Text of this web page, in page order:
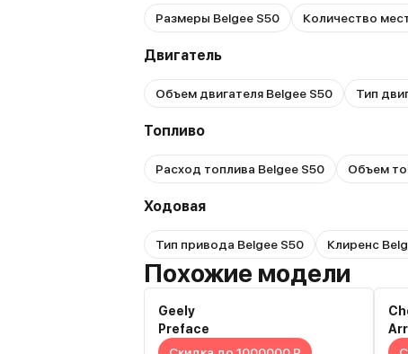
Размеры Belgee S50 Количество
Двигатель
Объем двигателя Belgee S50 Тип
Топливо
Расход топлива Belgee S50 Объем
Ходовая
Тип привода Belgee S50 Клиренс
Похожие модели
Geely
Preface